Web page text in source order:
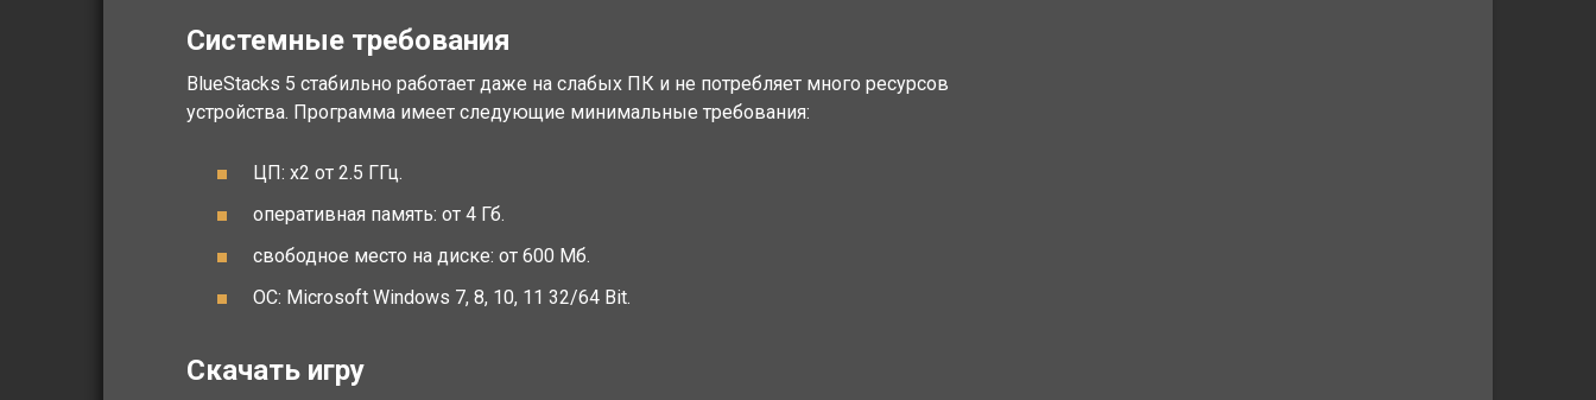
Системные требования
BlueStacks 5 стабильно работает даже на слабых ПК и не потребляет много ресурсов
устройства. Программа имеет следующие минимальные требования:
ЦП: x2 от 2.5 ГГц.
оперативная память: от 4 Гб.
свободное место на диске: от 600 Мб.
ОС: Microsoft Windows 7, 8, 10, 11 32/64 Bit.
Скачать игру